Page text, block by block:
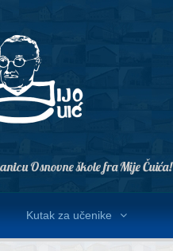
Osnovne škole fra Mije Čuića!
Kutak za učenike